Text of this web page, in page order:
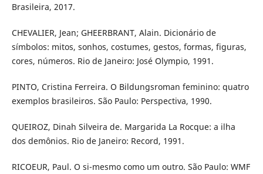
Brasileira, 2017.
CHEVALIER, Jean; GHEERBRANT, Alain. Dicionário de
símbolos: mitos, sonhos, costumes, gestos, formas, figuras,
cores, números. Rio de Janeiro: José Olympio, 1991.
PINTO, Cristina Ferreira. O Bildungsroman feminino: quatro
exemplos brasileiros. São Paulo: Perspectiva, 1990.
QUEIROZ, Dinah Silveira de. Margarida La Rocque: a ilha
dos demônios. Rio de Janeiro: Record, 1991.
RICOEUR, Paul. O si-mesmo como um outro. São Paulo: WMF